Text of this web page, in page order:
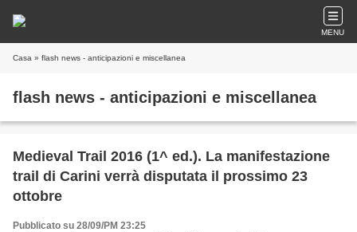
MENU
Casa » flash news - anticipazioni e miscellanea
flash news - anticipazioni e miscellanea
Medieval Trail 2016 (1^ ed.). La manifestazione
trail di Carini verrà disputata il prossimo 23
ottobre
Pubblicato su 28/09/PM 23:25